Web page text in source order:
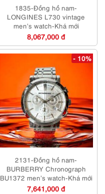
1835-Đồng hồ nam-
LONGINES L730 vintage
men’s watch-Khá mới
8,067,000 đ
- 10%
2131-Đồng hồ nam-
BURBERRY Chronograph
BU1372 men’s watch-Khá mới
7,641,000 đ